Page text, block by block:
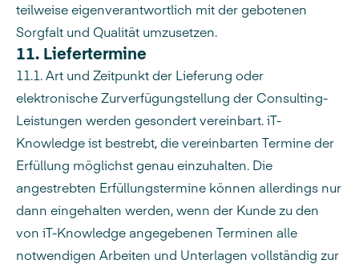
teilweise eigenverantwortlich mit der gebotenen
Sorgfalt und Qualität umzusetzen.
11. Liefertermine
11.1. Art und Zeitpunkt der Lieferung oder
elektronische Zurverfügungstellung der Consulting-
Leistungen werden gesondert vereinbart. iT-
Knowledge ist bestrebt, die vereinbarten Termine der
Erfüllung möglichst genau einzuhalten. Die
angestrebten Erfüllungstermine können allerdings nur
dann eingehalten werden, wenn der Kunde zu den
von iT-Knowledge angegebenen Terminen alle
notwendigen Arbeiten und Unterlagen vollständig zur